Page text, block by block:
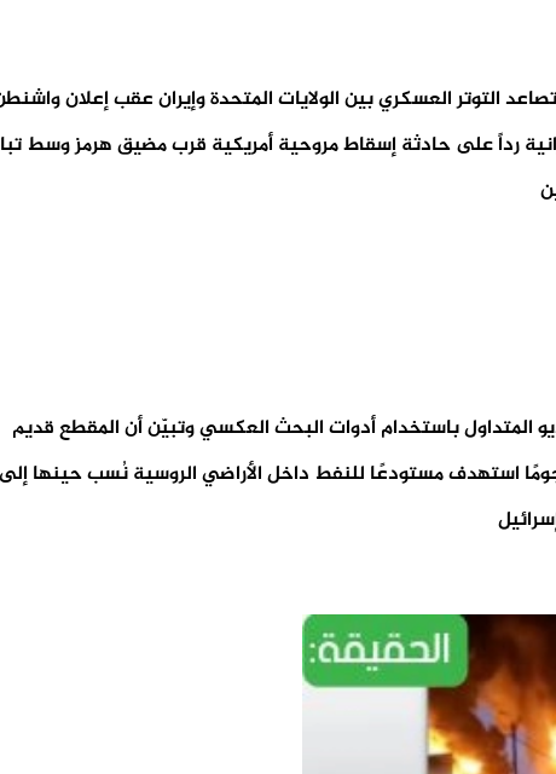
التوتر العسكري بين الولايات المتحدة وإيران عقب إعلان
رداً على حادثة إسقاط مروحية أمريكية قرب مضيق هرمز وسط
المتداول باستخدام أدوات البحث العكسي وتبيّن أن المقطع قديم
2022 ويوثّق هجومًا استهدف مستودعًا للنفط داخل الأراضي الروسية نُسب حينها إلى